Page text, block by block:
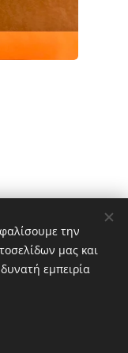
την
μας και
εμπειρία